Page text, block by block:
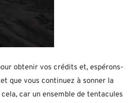
obtenir vos crédits et, espérons-
que vous continuez à sonner la
car un ensemble de tentacules